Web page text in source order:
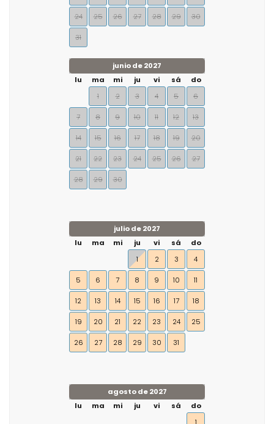
24 25 26 27 28 29 30
31
junio de 2027
lu
ma mi ju vi sá
do
1
2 3 4 5 6
7 8 9 10 11 12 13
14 15 16 17 18 19 20
21 22 23 24 25 26 27
28 29 30
julio de 2027
lu
ma mi ju vi sá
do
1
2 3 4
5 6 7 8 9 10 11
12 13 14 15 16 17 18
19 20 21 22 23 24 25
26 27 28 29 30 31
agosto de 2027
lu
ma mi ju vi sá
do